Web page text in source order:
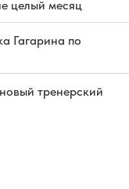
целый месяц
Гагарина по
тренерский